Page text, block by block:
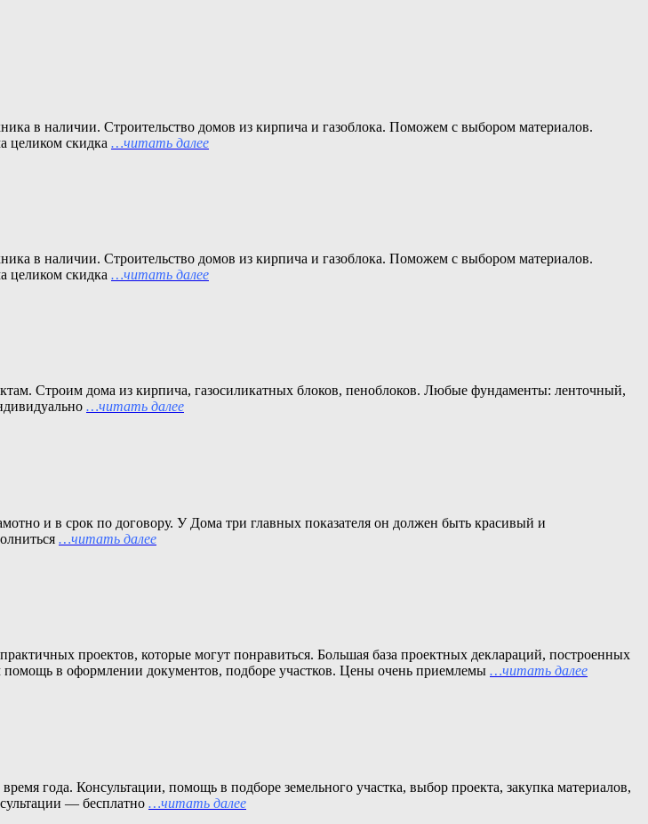
в наличии. Строительство домов из кирпича и газоблока. Поможем с выбором материалов.
целиком скидка …читать далее
в наличии. Строительство домов из кирпича и газоблока. Поможем с выбором материалов.
целиком скидка …читать далее
Строим дома из кирпича, газосиликатных блоков, пеноблоков. Любые фундаменты: ленточный,
…читать далее
и в срок по договору. У Дома три главных показателя он должен быть красивый и
…читать далее
проектов, которые могут понравиться. Большая база проектных деклараций, построенных
в оформлении документов, подборе участков. Цены очень приемлемы …читать далее
года. Консультации, помощь в подборе земельного участка, выбор проекта, закупка материалов,
— бесплатно …читать далее